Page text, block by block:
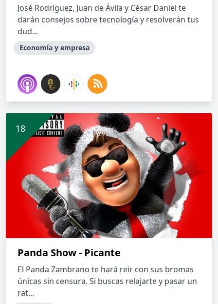
José Rodríguez, Juan de Ávila y César Daniel te
darán consejos sobre tecnología y resolverán tus
dud...
Economía y empresa
Panda Show - Picante
El Panda Zambrano te hará reir con sus bromas
únicas sin censura. Si buscas relajarte y pasar un
rat...